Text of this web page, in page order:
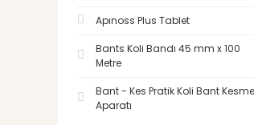
Apınoss Plus Tablet
Bants Koli Bandı 45 mm x 100
Metre
Bant - Kes Pratik Koli Bant Kesme
Aparatı